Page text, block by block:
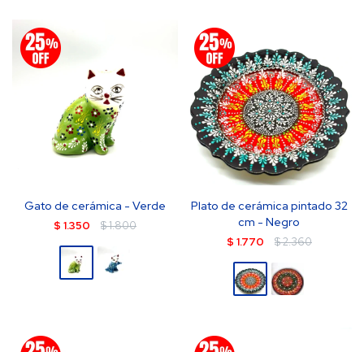
Gato de cerámica - Verde
$ 1.350 $1.800
Plato de cerámica pintado 32
cm - Negro
$ 1.770 $2.360